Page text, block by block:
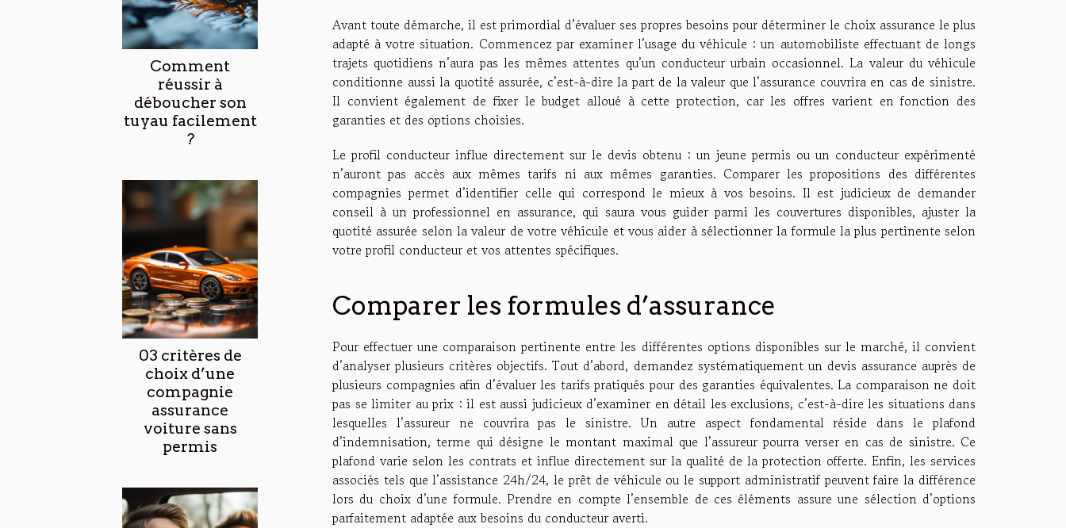
Comment
réussir à
déboucher son
tuyau facilement
?
03 critères de
choix d’une
compagnie
assurance
voiture sans
permis
Avant toute démarche, il est primordial d’évaluer ses propres besoins pour déterminer le choix assurance le plus
adapté à votre situation. Commencez par examiner l’usage du véhicule : un automobiliste effectuant de longs
trajets quotidiens n’aura pas les mêmes attentes qu’un conducteur urbain occasionnel. La valeur du véhicule
conditionne aussi la quotité assurée, c’est-à-dire la part de la valeur que l’assurance couvrira en cas de sinistre.
Il convient également de fixer le budget alloué à cette protection, car les offres varient en fonction des
garanties et des options choisies.
Le profil conducteur influe directement sur le devis obtenu : un jeune permis ou un conducteur expérimenté
n’auront pas accès aux mêmes tarifs ni aux mêmes garanties. Comparer les propositions des différentes
compagnies permet d’identifier celle qui correspond le mieux à vos besoins. Il est judicieux de demander
conseil à un professionnel en assurance, qui saura vous guider parmi les couvertures disponibles, ajuster la
quotité assurée selon la valeur de votre véhicule et vous aider à sélectionner la formule la plus pertinente selon
votre profil conducteur et vos attentes spécifiques.
Comparer les formules d’assurance
Pour effectuer une comparaison pertinente entre les différentes options disponibles sur le marché, il convient
d’analyser plusieurs critères objectifs. Tout d’abord, demandez systématiquement un devis assurance auprès de
plusieurs compagnies afin d’évaluer les tarifs pratiqués pour des garanties équivalentes. La comparaison ne doit
pas se limiter au prix : il est aussi judicieux d’examiner en détail les exclusions, c’est-à-dire les situations dans
lesquelles l’assureur ne couvrira pas le sinistre. Un autre aspect fondamental réside dans le plafond
d’indemnisation, terme qui désigne le montant maximal que l’assureur pourra verser en cas de sinistre. Ce
plafond varie selon les contrats et influe directement sur la qualité de la protection offerte. Enfin, les services
associés tels que l’assistance 24h/24, le prêt de véhicule ou le support administratif peuvent faire la différence
lors du choix d’une formule. Prendre en compte l’ensemble de ces éléments assure une sélection d’options
parfaitement adaptée aux besoins du conducteur averti.